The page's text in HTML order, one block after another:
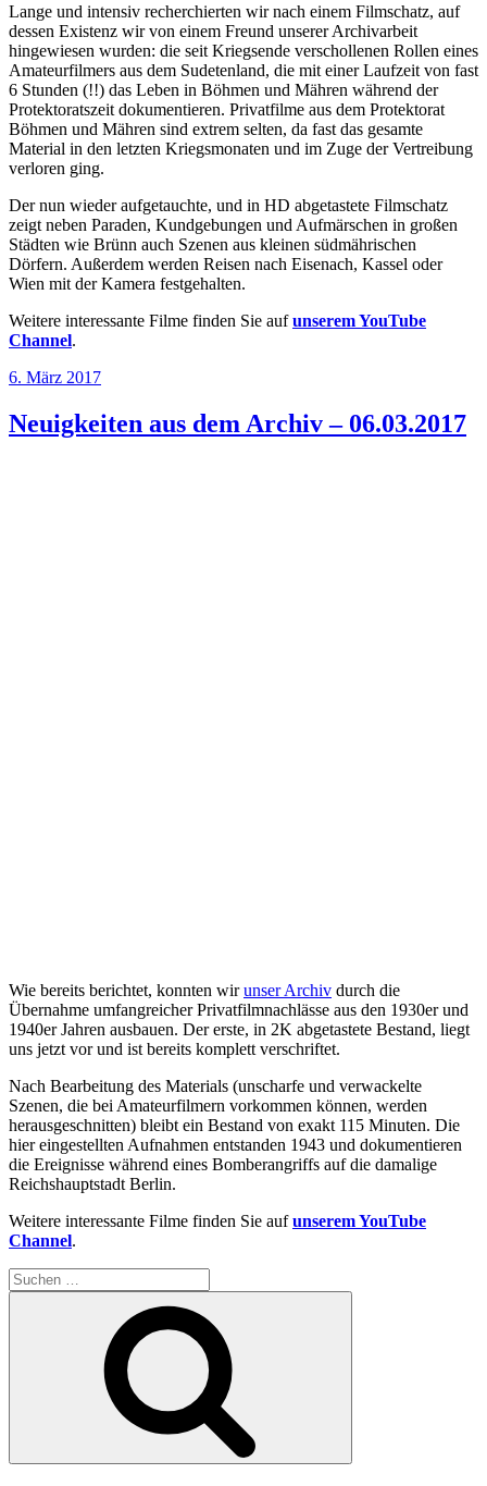
Lange und intensiv recherchierten wir nach einem Filmschatz, auf
dessen Existenz wir von einem Freund unserer Archivarbeit
hingewiesen wurden: die seit Kriegsende verschollenen Rollen eines
Amateurfilmers aus dem Sudetenland, die mit einer Laufzeit von fast
6 Stunden (!!) das Leben in Böhmen und Mähren während der
Protektoratszeit dokumentieren. Privatfilme aus dem Protektorat
Böhmen und Mähren sind extrem selten, da fast das gesamte
Material in den letzten Kriegsmonaten und im Zuge der Vertreibung
verloren ging.
Der nun wieder aufgetauchte, und in HD abgetastete Filmschatz
zeigt neben Paraden, Kundgebungen und Aufmärschen in großen
Städten wie Brünn auch Szenen aus kleinen südmährischen
Dörfern. Außerdem werden Reisen nach Eisenach, Kassel oder
Wien mit der Kamera festgehalten.
Weitere interessante Filme finden Sie aufunserem YouTube
Channel.
Veröffentlicht
6. März 2017
Neuigkeiten aus dem Archiv – 06.03.2017
Wie bereits berichtet, konnten wirunser Archiv durch die
Übernahme umfangreicher Privatfilmnachlässe aus den 1930er und
1940er Jahren ausbauen. Der erste, in 2K abgetastete Bestand, liegt
uns jetzt vor und ist bereits komplett verschriftet.
Nach Bearbeitung des Materials (unscharfe und verwackelte
Szenen, die bei Amateurfilmern vorkommen können, werden
herausgeschnitten) bleibt ein Bestand von exakt 115 Minuten. Die
hier eingestellten Aufnahmen entstanden 1943 und dokumentieren
die Ereignisse während eines Bomberangriffs auf die damalige
Reichshauptstadt Berlin.
Weitere interessante Filme finden Sie aufunserem YouTube
Channel.
Suchen
nach: